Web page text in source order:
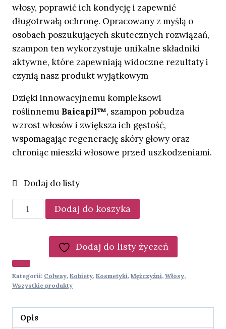
włosy, poprawić ich kondycję i zapewnić
długotrwałą ochronę. Opracowany z myślą o
osobach poszukujących skutecznych rozwiązań,
szampon ten wykorzystuje unikalne składniki
aktywne, które zapewniają widoczne rezultaty i
czynią nasz produkt wyjątkowym
Dzięki innowacyjnemu kompleksowi
roślinnemu Baicapil™, szampon pobudza
wzrost włosów i zwiększa ich gęstość,
wspomagając regenerację skóry głowy oraz
chroniąc mieszki włosowe przed uszkodzeniami.
ilość
Szampon
Dodaj do koszyka
Dodaj do listy życzeń
Kategorii: Colway, Kobiety, Kosmetyki, Mężczyźni, Włosy,
Wszystkie produkty
Opis